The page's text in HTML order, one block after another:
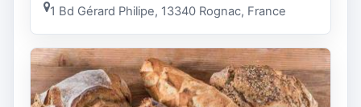
1 Bd Gérard Philipe, 13340 Rognac, France